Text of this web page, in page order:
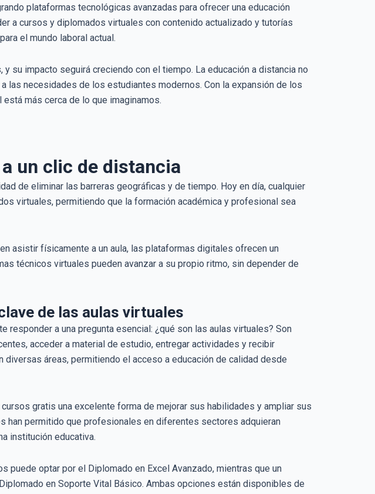
plataformas tecnológicas avanzadas para ofrecer una educación
a cursos y diplomados virtuales con contenido actualizado y tutorías
el mundo laboral actual.
su impacto seguirá creciendo con el tiempo. La educación a distancia no
las necesidades de los estudiantes modernos. Con la expansión de los
más cerca de lo que imaginamos.
un clic de distancia
de eliminar las barreras geográficas y de tiempo. Hoy en día, cualquier
virtuales, permitiendo que la formación académica y profesional sea
asistir físicamente a un aula, las plataformas digitales ofrecen un
técnicos virtuales pueden avanzar a su propio ritmo, sin depender de
de las aulas virtuales
responder a una pregunta esencial: ¿qué son las aulas virtuales? Son
acceder a material de estudio, entregar actividades y recibir
áreas, permitiendo el acceso a educación de calidad desde
gratis una excelente forma de mejorar sus habilidades y ampliar sus
han permitido que profesionales en diferentes sectores adquieran
institución educativa.
puede optar por el Diplomado en Excel Avanzado, mientras que un
en Soporte Vital Básico. Ambas opciones están disponibles de